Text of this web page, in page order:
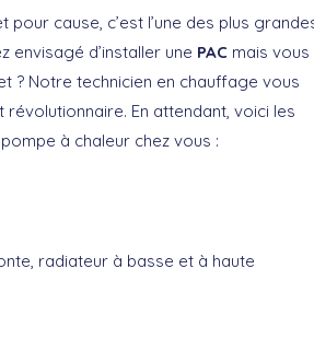
cause, c’est l’une des plus
envisagé d’installer une PAC mais vous
? Notre technicien en chauffage vous
En attendant, voici les
à chaleur chez vous :
radiateur à basse et à haute